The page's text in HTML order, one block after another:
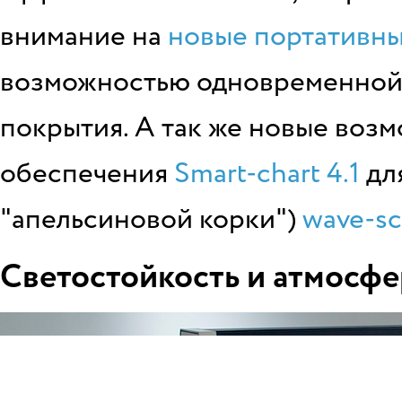
внимание на новые
возможностью
покрытия. А так же новые
обеспечения Smart-chart 4.1
"апельсиновой корки")wave-
Светостойкость и